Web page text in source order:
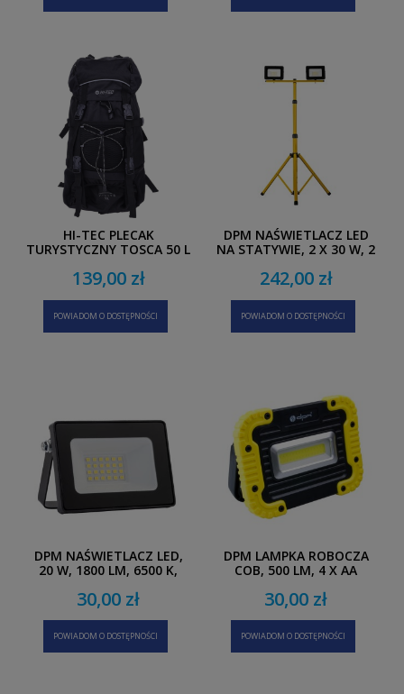
HI-TEC PLECAK
TURYSTYCZNY TOSCA 50 L
139,00 zł
POWIADOM O DOSTĘPNOŚCI
DPM NAŚWIETLACZ LED
NA STATYWIE, 2 X 30 W, 2
150 CM, ŻÓŁTY
242,00 zł
POWIADOM O DOSTĘPNOŚCI
DPM NAŚWIETLACZ LED,
20 W, 1800 LM, 6500 K,
30,00 zł
POWIADOM O DOSTĘPNOŚCI
DPM LAMPKA ROBOCZA
COB, 500 LM, 4 X AA
30,00 zł
POWIADOM O DOSTĘPNOŚCI